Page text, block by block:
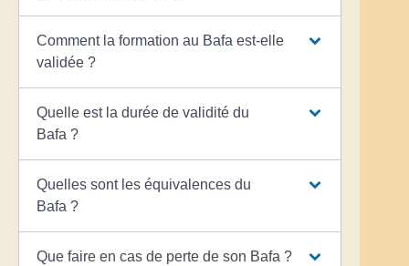
Comment la formation au Bafa est-elle
validée ?
Quelle est la durée de validité du
Bafa ?
Quelles sont les équivalences du
Bafa ?
Que faire en cas de perte de son Bafa ?